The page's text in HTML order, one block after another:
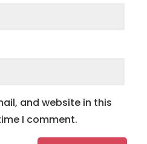
and website in this
I comment.